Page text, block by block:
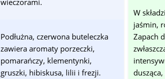
Podłużna, czerwona buteleczka
zawiera aromaty porzeczki,
pomarańczy, klementynki,
gruszki, hibiskusa, lilii i frezji.
W
jaśmin,
Zapach